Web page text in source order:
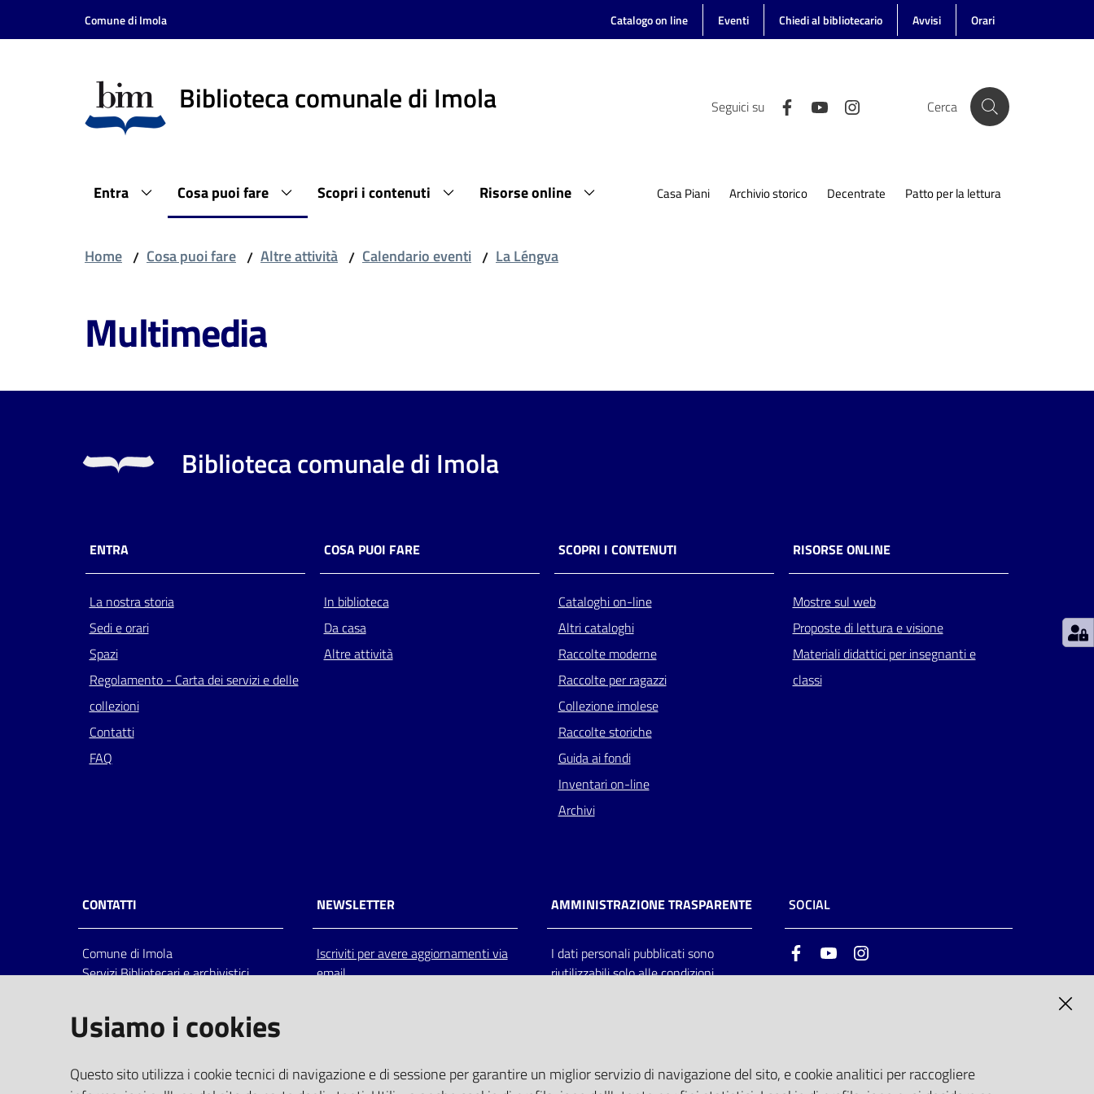
Vai al contenuto
Vai alla navigazione
Comune di Imola Catalogo on line Eventi Chiedi al bibliotecario Avvisi Orari
Biblioteca comunale di Imola Seguici su Cerca
Entra Cosa puoi fare Scopri i contenuti Risorse online Casa Piani Archivio storico Decentrate Patto per la lettura
Home / Cosa puoi fare / Altre attività / Calendario eventi / La Léngva
Multimedia
Biblioteca comunale di Imola
ENTRA
La nostra storia
Sedi e orari
Spazi
Regolamento - Carta dei servizi e delle
collezioni
Contatti
FAQ
COSA PUOI FARE
In biblioteca
Da casa
Altre attività
SCOPRI I CONTENUTI
Cataloghi on-line
Altri cataloghi
Raccolte moderne
Raccolte per ragazzi
Collezione imolese
Raccolte storiche
Guida ai fondi
Inventari on-line
Archivi
RISORSE ONLINE
Mostre sul web
Proposte di lettura e visione
Materiali didattici per insegnanti e
classi
CONTATTI
Comune di Imola
Servizi Bibliotecari e archivistici
Italia
centralino: tel 0542.6026.36 fax
bim@comune.imola.bo.it
PEC
NEWSLETTER
Iscriviti per avere aggiornamenti via
email
AMMINISTRAZIONE TRASPARENTE
I dati personali pubblicati sono
riutilizzabili solo alle condizioni
SOCIAL
FacebookYoutube
Usiamo i cookies
Questo sito utilizza i cookie tecnici di navigazione e di sessione per garantire un miglior servizio di navigazione del sito, e cookie analitici per raccogliere